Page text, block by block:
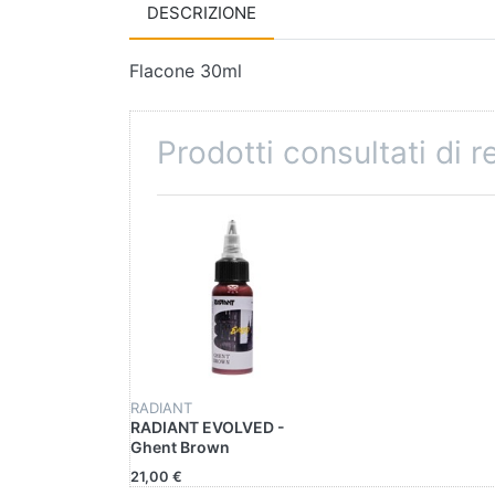
DESCRIZIONE
Flacone 30ml
Prodotti consultati di
RADIANT
RADIANT EVOLVED -
Ghent Brown
21,00 €